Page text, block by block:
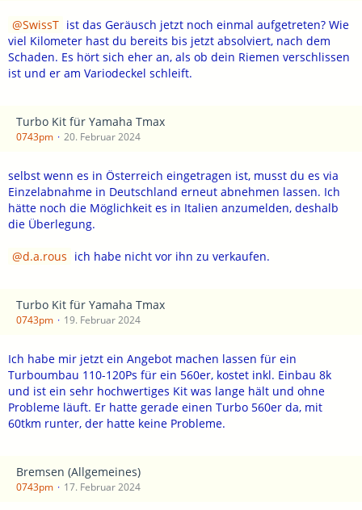
SwissT ist das Geräusch jetzt noch einmal aufgetreten? Wie
viel Kilometer hast du bereits bis jetzt absolviert, nach dem
Schaden. Es hört sich eher an, als ob dein Riemen verschlissen
ist und er am Variodeckel schleift.
Turbo Kit für Yamaha Tmax
0743pm 20. Februar 2024
selbst wenn es in Österreich eingetragen ist, musst du es via
Einzelabnahme in Deutschland erneut abnehmen lassen. Ich
hätte noch die Möglichkeit es in Italien anzumelden, deshalb
die Überlegung.
d.a.rous ich habe nicht vor ihn zu verkaufen.
Turbo Kit für Yamaha Tmax
0743pm 19. Februar 2024
Ich habe mir jetzt ein Angebot machen lassen für ein
Turboumbau 110-120Ps für ein 560er, kostet inkl. Einbau 8k
und ist ein sehr hochwertiges Kit was lange hält und ohne
Probleme läuft. Er hatte gerade einen Turbo 560er da, mit
60tkm runter, der hatte keine Probleme.
Bremsen (Allgemeines)
0743pm 17. Februar 2024